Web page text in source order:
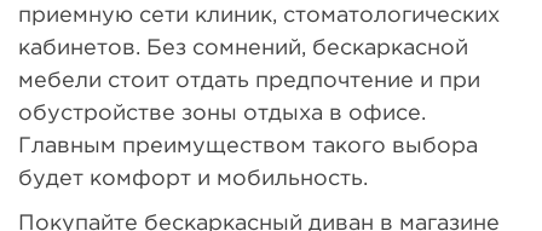
приемную сети клиник, стоматологических
кабинетов. Без сомнений, бескаркасной
мебели стоит отдать предпочтение и при
обустройстве зоны отдыха в офисе.
Главным преимуществом такого выбора
будет комфорт и мобильность.
Покупайте бескаркасный диван в магазине